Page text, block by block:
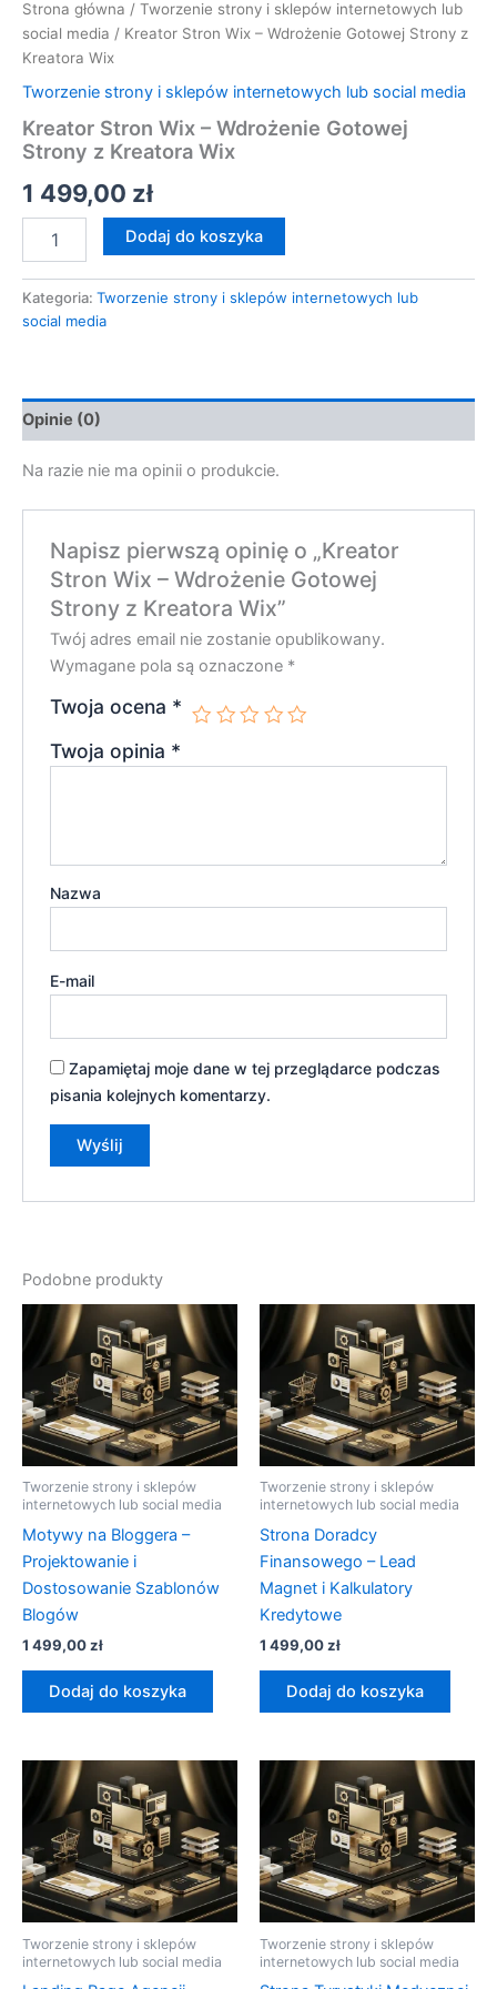
Strona główna / Tworzenie strony i sklepów internetowych lub
social media / Kreator Stron Wix – Wdrożenie Gotowej Strony z
Kreatora Wix
Tworzenie strony i sklepów internetowych lub social media
Kreator Stron Wix – Wdrożenie Gotowej
Strony z Kreatora Wix
1 499,00 zł
Dodaj do koszyka
Kategoria: Tworzenie strony i sklepów internetowych lub
social media
Opinie (0)
Na razie nie ma opinii o produkcie.
Napisz pierwszą opinię o „Kreator
Stron Wix – Wdrożenie Gotowej
Strony z Kreatora Wix”
Twój adres email nie zostanie opublikowany.
Wymagane pola są oznaczone *
Twoja ocena *
Twoja opinia *
Nazwa
E-mail
Zapamiętaj moje dane w tej przeglądarce podczas
pisania kolejnych komentarzy.
Podobne produkty
Tworzenie strony i sklepów
internetowych lub social media
Motywy na Bloggera –
Projektowanie i
Dostosowanie Szablonów
Blogów
1 499,00zł
Dodaj do koszyka
Tworzenie strony i sklepów
internetowych lub social media
Strona Doradcy
Finansowego – Lead
Magnet i Kalkulatory
Kredytowe
1 499,00zł
Dodaj do koszyka
Tworzenie strony i sklepów
internetowych lub social media
Tworzenie strony i sklepów
internetowych lub social media